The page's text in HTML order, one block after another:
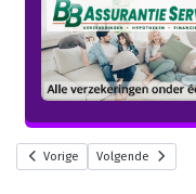
Vorige Volgende